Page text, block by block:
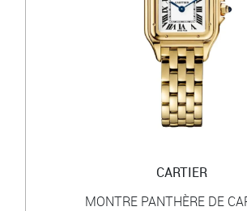
CARTIER
MONTRE PANTHÈRE DE